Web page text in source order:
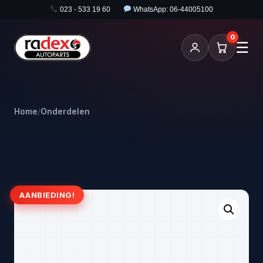
023 - 533 19 60 WhatsApp: 06-44005100
0
☰
Home/Onderdelen
AANBIEDING!